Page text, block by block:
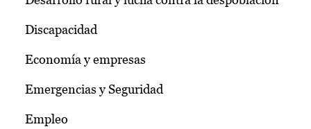
Discapacidad
Economía y empresas
Emergencias y Seguridad
Empleo